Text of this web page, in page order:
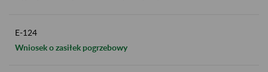
E-124
Wniosek o zasiłek pogrzebowy